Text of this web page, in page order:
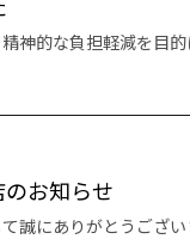
神的な負担軽減を目
のお知らせ
誠にありがとうござ